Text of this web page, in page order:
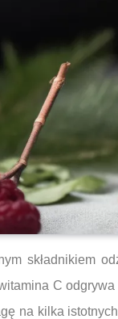
składnikiem
C
na kilka